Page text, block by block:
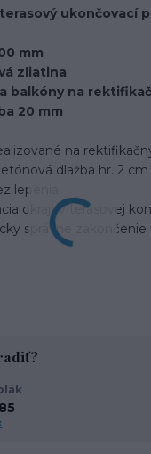
ukončovací
mm
zliatina
balkóny na
20 mm
na
dlažba hr. 2 cm
lepenia
okrajov terasovej
správne zakončenie